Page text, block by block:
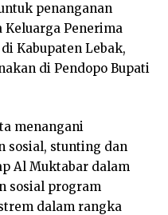
penanganan
Penerima
Kabupaten Lebak,
di Pendopo Bupati
menangani
sosial, stunting dan
Al Muktabar dalam
sosial program
dalam rangka